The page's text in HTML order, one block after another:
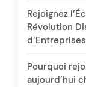
Rejoignez
Révolution
Pourquoi
aujourd’hui